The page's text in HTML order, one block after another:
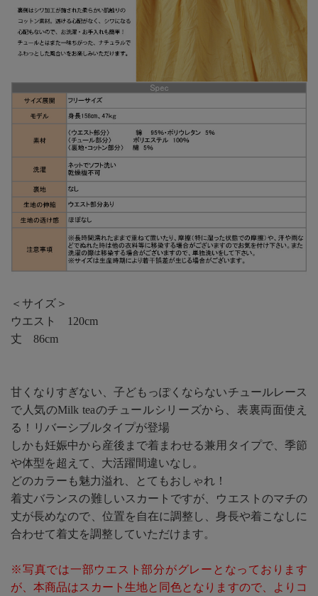
＜サイズ＞
ウエスト 120cm
丈 86cm
甘くなりすぎない、子どもっぽくならないチュールレース
で人気のMilk teaのチュールシリーズから、表裏両面使え
る！リバーシブルタイプが登場
しかも妊娠中から産後まで着まわせる兼用タイプで、季節
や体型を超えて、大活躍間違いなし。
どのカラーも魅力溢れ、とてもおしゃれ！
着丈バランスの難しいスカートですが、ウエストのマチの
丈が長めなので、位置を自在に調整し、身長や着こなしに
合わせて着丈を調整していただけます。
※写真では一部ウエスト部分がグレーとなっております
が、本商品はスカート生地と同色となりますので、よりコ